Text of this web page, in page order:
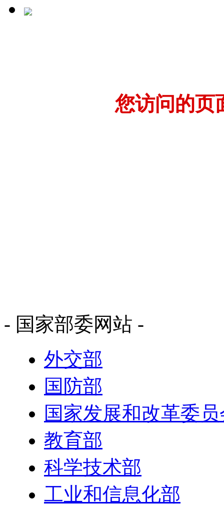
您访问的页
- 国家部委网站 -
外交部
国防部
国家发展和改革委
教育部
科学技术部
工业和信息化部